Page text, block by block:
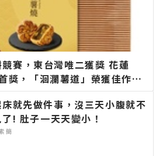
賽，東台灣唯二獲獎 花蓮
獎，「洄瀾薯道」榮獲佳作。
站各類新聞－最快速的今日新
訊！
就先做件事，沒三天小腹就不
! 肚子一天天變小！
簡